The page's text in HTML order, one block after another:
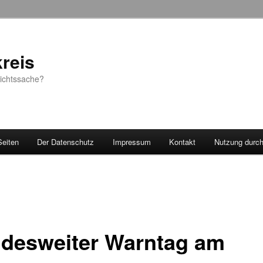
Der Datenschutz Impressum Kontakt Nutzung
Warntag am